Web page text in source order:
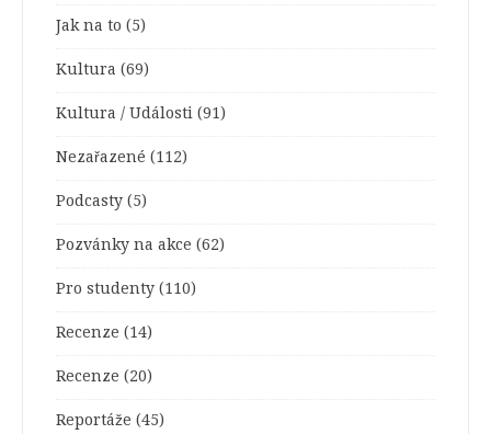
Jak na to (5)
Kultura (69)
Kultura / Události (91)
Nezařazené (112)
Podcasty (5)
Pozvánky na akce (62)
Pro studenty (110)
Recenze (14)
Recenze (20)
Reportáže (45)